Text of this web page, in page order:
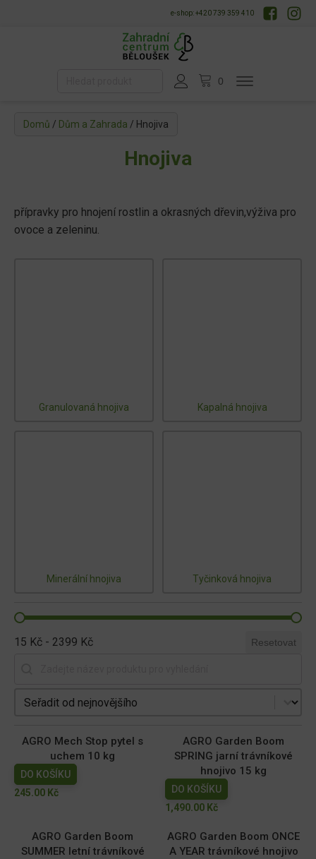
e-shop: +420 739 359 410
Domů / Dům a Zahrada / Hnojiva
Hnojiva
přípravky pro hnojení rostlin a okrasných dřevin,výživa pro
ovoce a zeleninu.
Granulovaná hnojiva Kapalná hnojiva
Minerální hnojiva Tyčinková hnojiva
15 Kč - 2399 Kč Resetovat
Seřadit produkty
AGRO Mech Stop pytel s
uchem 10 kg
DO KOŠÍKU
245.00 Kč
AGRO Garden Boom
SPRING jarní trávníkové
hnojivo 15 kg
DO KOŠÍKU
1,490.00 Kč
AGRO Garden Boom
SUMMER letní trávníkové
AGRO Garden Boom ONCE
A YEAR trávníkové hnojivo